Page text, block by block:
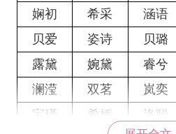
娴初
希采 涵语
贝爱
姿诗 贝璐
露黛
婉黛 睿兮
澜滢
双茗 岚奕
宝瑾
希娇 洛聪